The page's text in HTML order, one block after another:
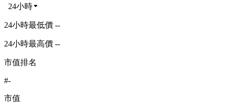
24小時
24小時最低價 --
24小時最高價 --
市值排名
#-
市值